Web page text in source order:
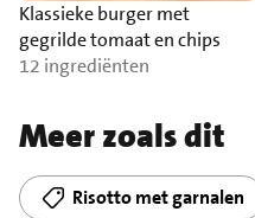
Klassieke burger met
gegrilde tomaat en chips
12 ingrediënten
Meer zoals dit
Risotto met garnalen